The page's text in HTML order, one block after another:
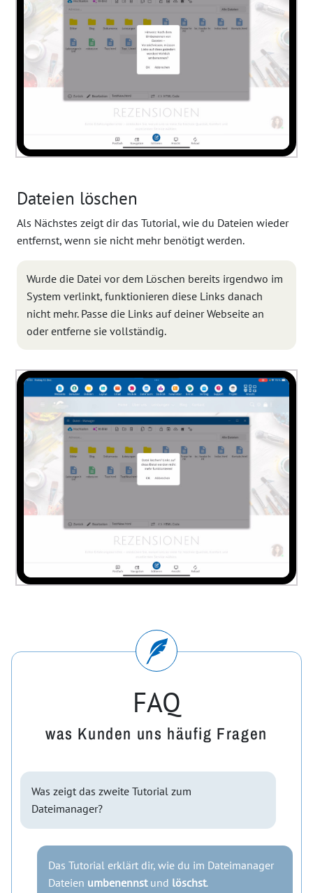
Dateien löschen
Als Nächstes zeigt dir das Tutorial, wie du Dateien wieder
entfernst, wenn sie nicht mehr benötigt werden.
Wurde die Datei vor dem Löschen bereits irgendwo im
System verlinkt, funktionieren diese Links danach
nicht mehr. Passe die Links auf deiner Webseite an
oder entferne sie vollständig.
FAQ
was Kunden uns häufig Fragen
Was zeigt das zweite Tutorial zum
Dateimanager?
Das Tutorial erklärt dir, wie du im Dateimanager
Dateien umbenennstund löschst.